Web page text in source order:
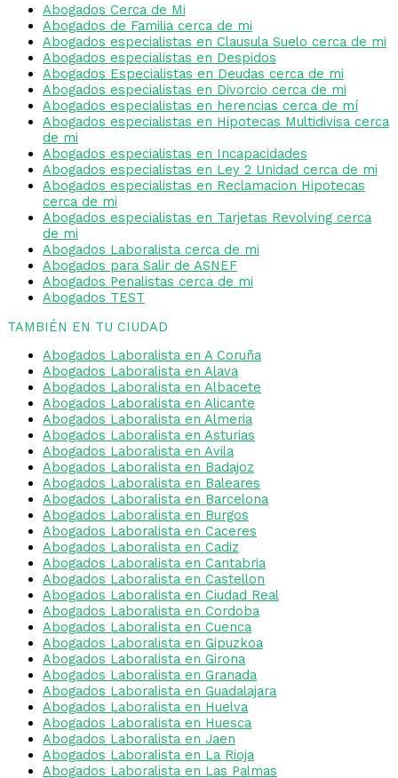
Abogados Cerca de Mi
Abogados de Familia cerca de mi
Abogados especialistas en Clausula Suelo cerca de mi
Abogados especialistas en Despidos
Abogados Especialistas en Deudas cerca de mi
Abogados especialistas en Divorcio cerca de mi
Abogados especialistas en herencias cerca de mí
Abogados especialistas en Hipotecas Multidivisa cerca
de mi
Abogados especialistas en Incapacidades
Abogados especialistas en Ley 2 Unidad cerca de mi
Abogados especialistas en Reclamacion Hipotecas
cerca de mi
Abogados especialistas en Tarjetas Revolving cerca
de mi
Abogados Laboralista cerca de mi
Abogados para Salir de ASNEF
Abogados Penalistas cerca de mi
Abogados TEST
TAMBIÉN EN TU CIUDAD
Abogados Laboralista en A Coruña
Abogados Laboralista en Alava
Abogados Laboralista en Albacete
Abogados Laboralista en Alicante
Abogados Laboralista en Almeria
Abogados Laboralista en Asturias
Abogados Laboralista en Avila
Abogados Laboralista en Badajoz
Abogados Laboralista en Baleares
Abogados Laboralista en Barcelona
Abogados Laboralista en Burgos
Abogados Laboralista en Caceres
Abogados Laboralista en Cadiz
Abogados Laboralista en Cantabria
Abogados Laboralista en Castellon
Abogados Laboralista en Ciudad Real
Abogados Laboralista en Cordoba
Abogados Laboralista en Cuenca
Abogados Laboralista en Gipuzkoa
Abogados Laboralista en Girona
Abogados Laboralista en Granada
Abogados Laboralista en Guadalajara
Abogados Laboralista en Huelva
Abogados Laboralista en Huesca
Abogados Laboralista en Jaen
Abogados Laboralista en La Rioja
Abogados Laboralista en Las Palmas